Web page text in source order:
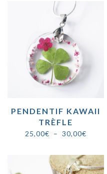
PENDENTIF KAWAII
TRÈFLE
25,00€ – 30,00€
prix :
25,00€